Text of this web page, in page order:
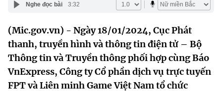
Giới thiệu
Chức năng nhiệm vụ
Cơ cấu tổ chức
Lịch sử phát triển
Tin tức sự kiện
Khoa học và Công nghệ
Đổi mới sáng tạo
Dịch vụ công
Hệ thống văn bản
Nghe đọc bài 3:32
(Mic.gov.vn) - Ngày 18/01/2024, Cục Phát
thanh, truyền hình và thông tin điện tử – Bộ
Thông tin và Truyền thông phối hợp cùng Báo
VnExpress, Công ty Cổ phần dịch vụ trực tuyến
FPT và Liên minh Game Việt Nam tổ chức